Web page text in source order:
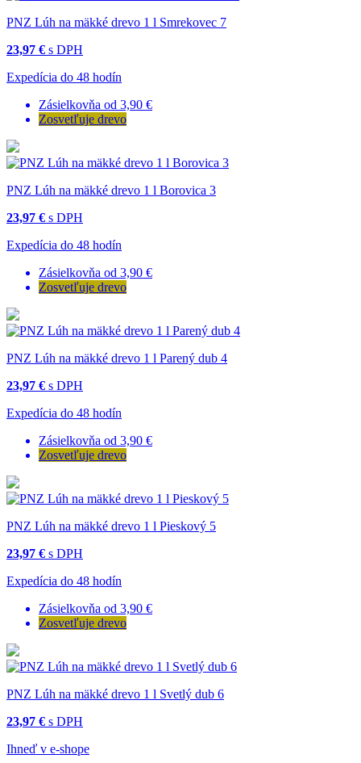
PNZ Lúh na mäkké drevo 1 l Smrekovec 7
23,97 € s DPH
Expedícia do 48 hodín
Zásielkovňa od 3,90 €
Zosvetľuje drevo
PNZ Lúh na mäkké drevo 1 l Borovica 3
23,97 € s DPH
Expedícia do 48 hodín
Zásielkovňa od 3,90 €
Zosvetľuje drevo
PNZ Lúh na mäkké drevo 1 l Parený dub 4
23,97 € s DPH
Expedícia do 48 hodín
Zásielkovňa od 3,90 €
Zosvetľuje drevo
PNZ Lúh na mäkké drevo 1 l Pieskový 5
23,97 € s DPH
Expedícia do 48 hodín
Zásielkovňa od 3,90 €
Zosvetľuje drevo
PNZ Lúh na mäkké drevo 1 l Svetlý dub 6
23,97 € s DPH
Ihneď v e-shope